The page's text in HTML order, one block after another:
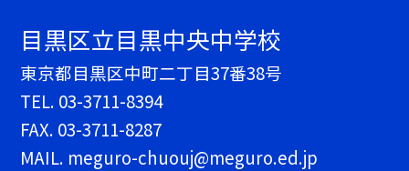
目黒区立目黒中央中学校
東京都目黒区中町二丁目37番38号
TEL. 03-3711-8394
FAX. 03-3711-8287
MAIL. meguro-chuouj@meguro.ed.jp